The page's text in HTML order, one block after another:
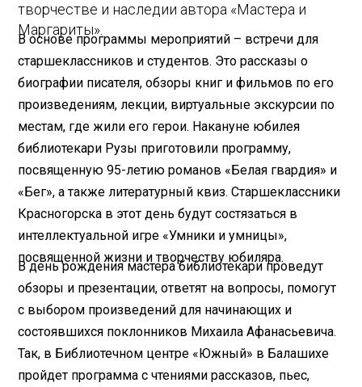
творчестве и наследии автора «Мастера и
Маргариты».
В основе программы мероприятий – встречи для
старшеклассников и студентов. Это рассказы о
биографии писателя, обзоры книг и фильмов по его
произведениям, лекции, виртуальные экскурсии по
местам, где жили его герои. Накануне юбилея
библиотекари Рузы приготовили программу,
посвященную 95-летию романов «Белая гвардия» и
«Бег», а также литературный квиз. Старшеклассники
Красногорска в этот день будут состязаться в
интеллектуальной игре «Умники и умницы»,
посвященной жизни и творчеству юбиляра.
В день рождения мастера библиотекари проведут
обзоры и презентации, ответят на вопросы, помогут
с выбором произведений для начинающих и
состоявшихся поклонников Михаила Афанасьевича.
Так, в Библиотечном центре «Южный» в Балашихе
пройдет программа с чтениями рассказов, пьес,